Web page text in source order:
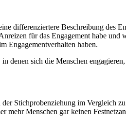
differenziertere Beschreibung des
für das Engagement habe und
Engagementverhalten haben.
denen sich die Menschen engagieren
Stichprobenziehung im Vergleich
mehr Menschen gar keinen